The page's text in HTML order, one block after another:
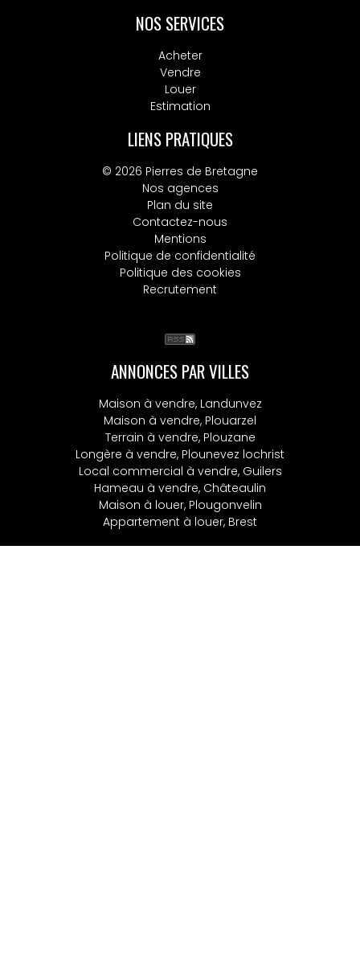
NOS SERVICES
Acheter
Vendre
Louer
Estimation
LIENS PRATIQUES
© 2026 Pierres de Bretagne
Nos agences
Plan du site
Contactez-nous
Mentions
Politique de confidentialité
Politique des cookies
Recrutement
ANNONCES PAR VILLES
Maison à vendre, Landunvez
Maison à vendre, Plouarzel
Terrain à vendre, Plouzane
Longère à vendre, Plounevez lochrist
Local commercial à vendre, Guilers
Hameau à vendre, Châteaulin
Maison à louer, Plougonvelin
Appartement à louer, Brest